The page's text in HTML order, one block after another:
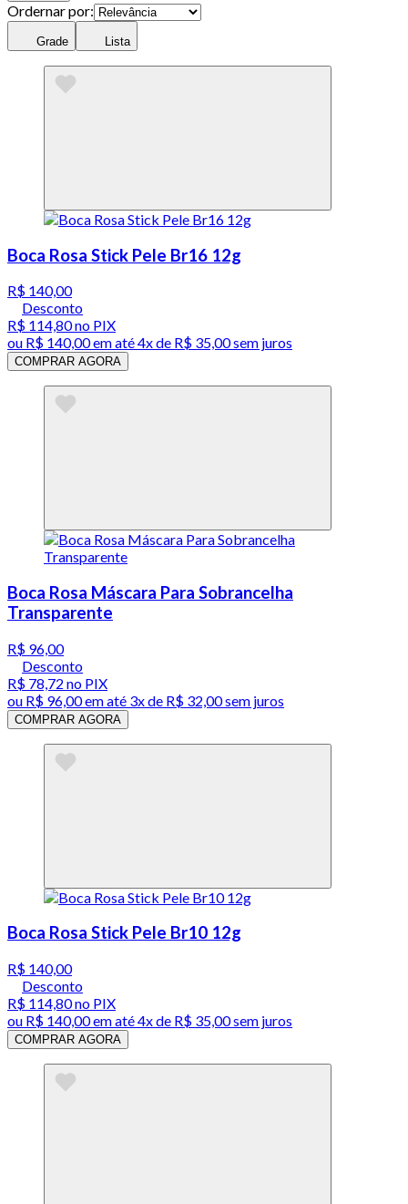
Ordernar por:
Grade Lista
Boca Rosa Stick Pele Br16 12g
R$ 140,00
Desconto
R$ 114,80no PIX
ou R$ 140,00em até4x de R$ 35,00 sem juros
COMPRAR AGORA
Boca Rosa Máscara Para Sobrancelha
Transparente
R$ 96,00
Desconto
R$ 78,72 no PIX
ou R$ 96,00em até 3x de R$ 32,00 sem juros
COMPRAR AGORA
Boca Rosa Stick Pele Br10 12g
R$ 140,00
Desconto
R$ 114,80no PIX
ou R$ 140,00em até4x de R$ 35,00 sem juros
COMPRAR AGORA